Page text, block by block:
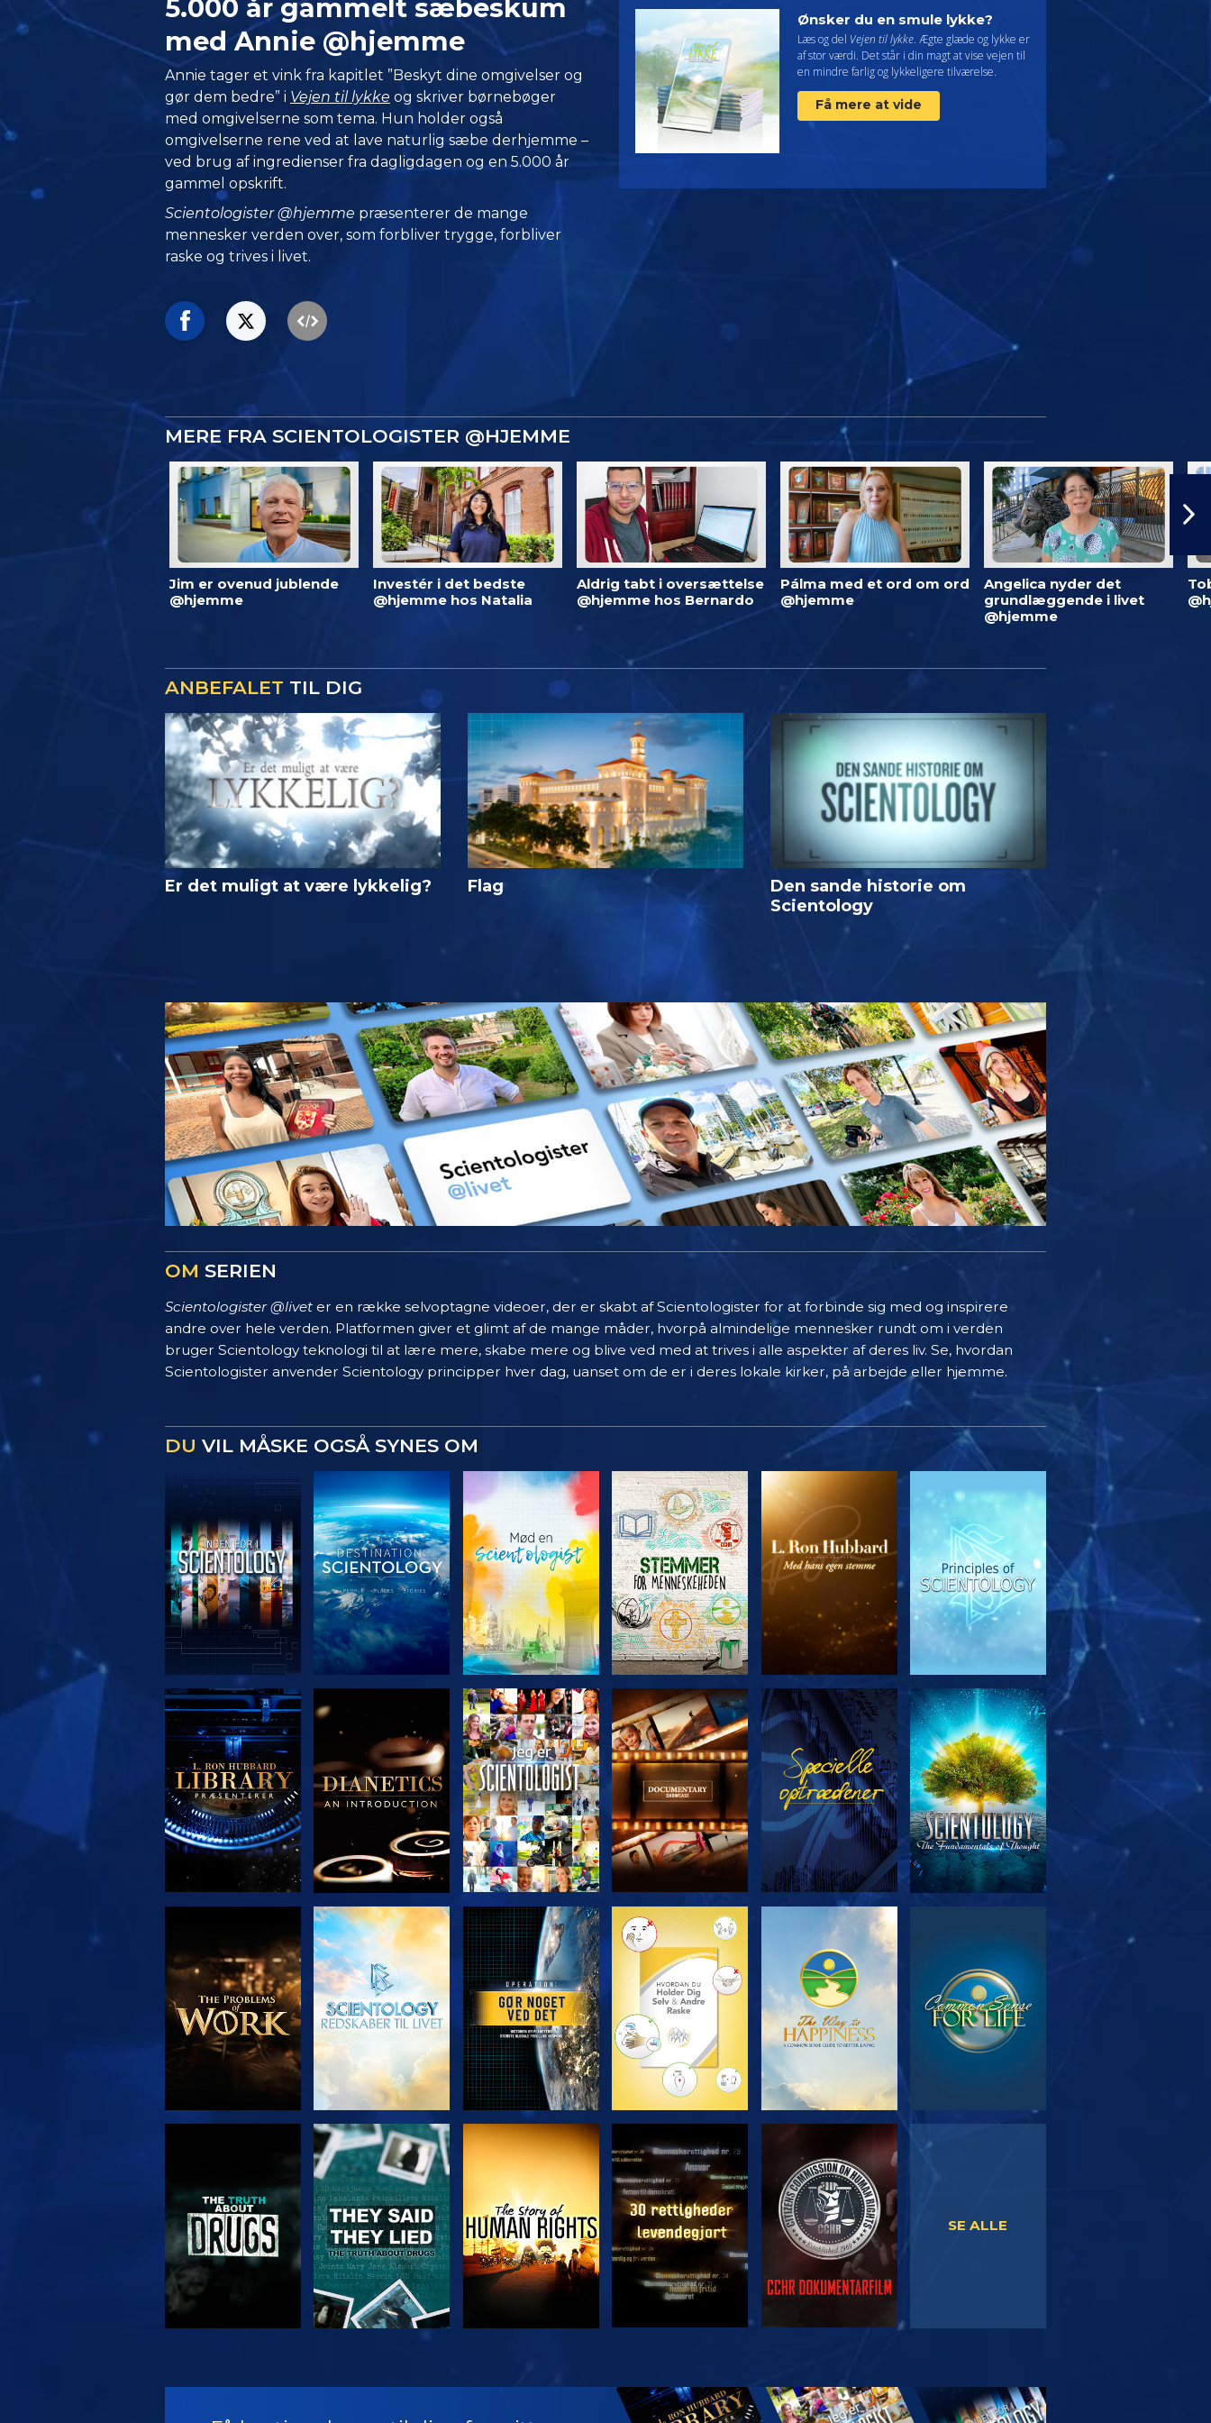
5.000 år gammelt sæbeskum
med Annie @hjemme
Annie tager et vink fra kapitlet ”Beskyt dine omgivelser og
gør dem bedre” i Vejen til lykke og skriver børnebøger
med omgivelserne som tema. Hun holder også
omgivelserne rene ved at lave naturlig sæbe derhjemme –
ved brug af ingredienser fra dagligdagen og en 5.000 år
gammel opskrift.
Scientologister @hjemme præsenterer de mange
mennesker verden over, som forbliver trygge, forbliver
raske og trives i livet.
Ønsker du en smule lykke?
Læs og del Vejen til lykke. Ægte glæde og lykke er
af stor værdi. Det står i din magt at vise vejen til
en mindre farlig og lykkeligere tilværelse.
Få mere at vide
MERE FRA SCIENTOLOGISTER @HJEMME
Jim er ovenud jublende
@hjemme
Investér i det bedste
@hjemme hos Natalia
Aldrig tabt i oversættelse
@hjemme hos Bernardo
Pálma med et ord om ord
@hjemme
Angelica nyder det
grundlæggende i livet
@hjemme
ANBEFALET TIL DIG
Er det muligt at være lykkelig? Flag
Den sande historie om
Scientology
OM SERIEN
Scientologister @livet er en række selvoptagne videoer, der er skabt af Scientologister for at forbinde sig med og inspirere
andre over hele verden. Platformen giver et glimt af de mange måder, hvorpå almindelige mennesker rundt om i verden
bruger Scientology teknologi til at lære mere, skabe mere og blive ved med at trives i alle aspekter af deres liv. Se, hvordan
Scientologister anvender Scientology principper hver dag, uanset om de er i deres lokale kirker, på arbejde eller hjemme.
DU VIL MÅSKE OGSÅ SYNES OM
UDFORSK SERIEN UDFORSK SERIEN UDFORSK SERIEN UDFORSK SERIEN UDFORSK SERIEN SE
UDFORSK SERIEN SE UDFORSK SERIEN UDFORSK SERIEN UDFORSK SERIEN
SE SE SE
SE UDFORSK SERIEN
SE ALLE